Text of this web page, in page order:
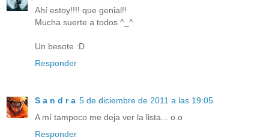
Ahí estoy!!!! que genial!!
Mucha suerte a todos ^_^
Un besote :D
Responder
S a n d r a 5 de diciembre de 2011 a las 19:05
A mí tampoco me deja ver la lista... o.o
Responder